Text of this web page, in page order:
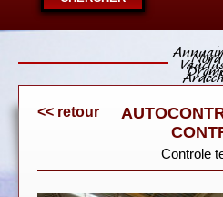
Nord
<< retour
Controle